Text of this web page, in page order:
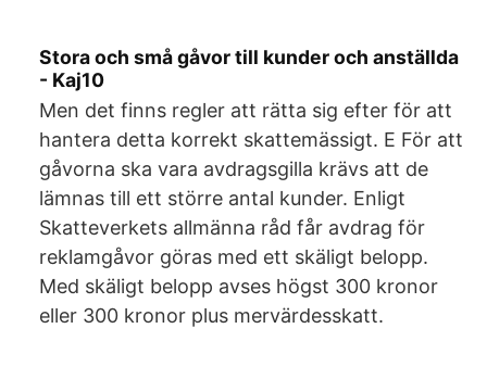
Stora och små gåvor till kunder och anställda
- Kaj10
Men det finns regler att rätta sig efter för att
hantera detta korrekt skattemässigt. E För att
gåvorna ska vara avdragsgilla krävs att de
lämnas till ett större antal kunder. Enligt
Skatteverkets allmänna råd får avdrag för
reklamgåvor göras med ett skäligt belopp.
Med skäligt belopp avses högst 300 kronor
eller 300 kronor plus mervärdesskatt.